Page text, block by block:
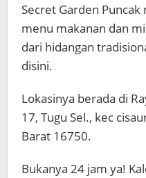
Secret Garden
menu makanan dan
dari hidangan
disini.
Lokasinya berada di
17, Tugu Sel., kec
Barat 16750.
Bukanya 24 jam ya!